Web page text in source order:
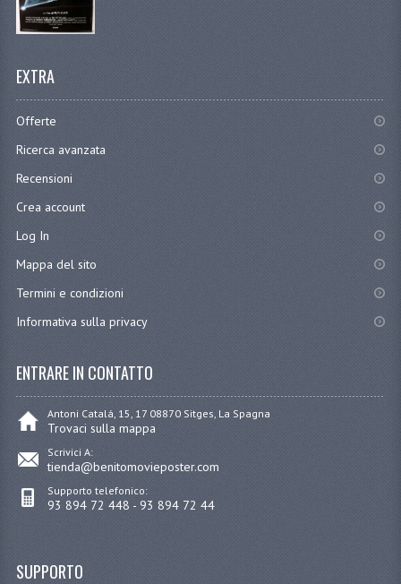
EXTRA
Offerte
Ricerca avanzata
Recensioni
Crea account
Log In
Mappa del sito
Termini e condizioni
Informativa sulla privacy
ENTRARE IN CONTATTO
Antoni Catalá, 15, 17 08870 Sitges, La Spagna
Trovaci sulla mappa
Scrivici A:
tienda@benitomovieposter.com
Supporto telefonico:
93 894 72 448 - 93 894 72 44
SUPPORTO